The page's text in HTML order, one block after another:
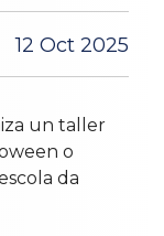
12 Oct 2025
un taller
o
da